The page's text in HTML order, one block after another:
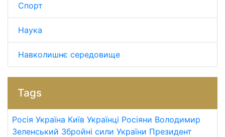
Спорт
Наука
Навколишнє середовище
Tags
Росія Україна Київ Українці Росіяни Володимир
Зеленський Збройні сили України Президент